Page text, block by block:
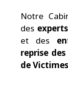
Notre
des
et des
reprise
de Victimes